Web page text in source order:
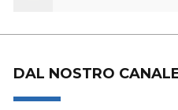
DAL NOSTRO